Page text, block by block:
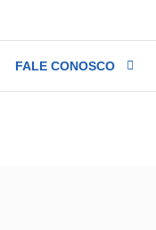
FALE CONOSCO